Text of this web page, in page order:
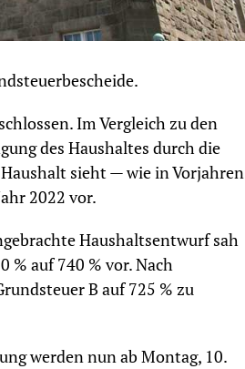
Im Vergleich zu den
des Haushaltes durch die
sieht — wie in Vorjahren
2022 vor.
Haushaltsentwurf sah
% auf 740 % vor. Nach
B auf 725 % zu
werden nun ab Montag, 10.